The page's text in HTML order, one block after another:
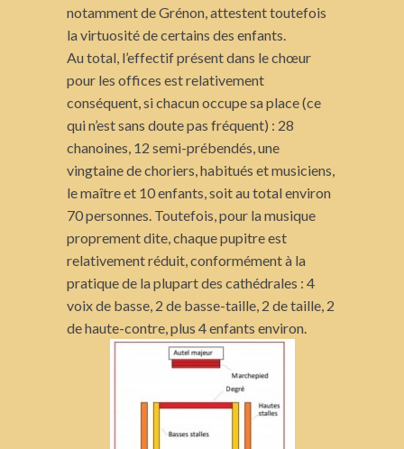
notamment de Grénon, attestent toutefois
la virtuosité de certains des enfants.
Au total, l’effectif présent dans le chœur
pour les offices est relativement
conséquent, si chacun occupe sa place (ce
qui n’est sans doute pas fréquent) : 28
chanoines, 12 semi-prébendés, une
vingtaine de choriers, habitués et musiciens,
le maître et 10 enfants, soit au total environ
70 personnes. Toutefois, pour la musique
proprement dite, chaque pupitre est
relativement réduit, conformément à la
pratique de la plupart des cathédrales : 4
voix de basse, 2 de basse-taille, 2 de taille, 2
de haute-contre, plus 4 enfants environ.